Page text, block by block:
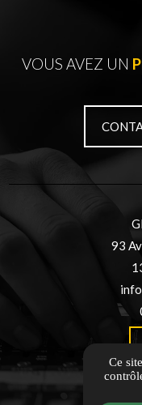
VOUS AVEZ UN
93
Ce